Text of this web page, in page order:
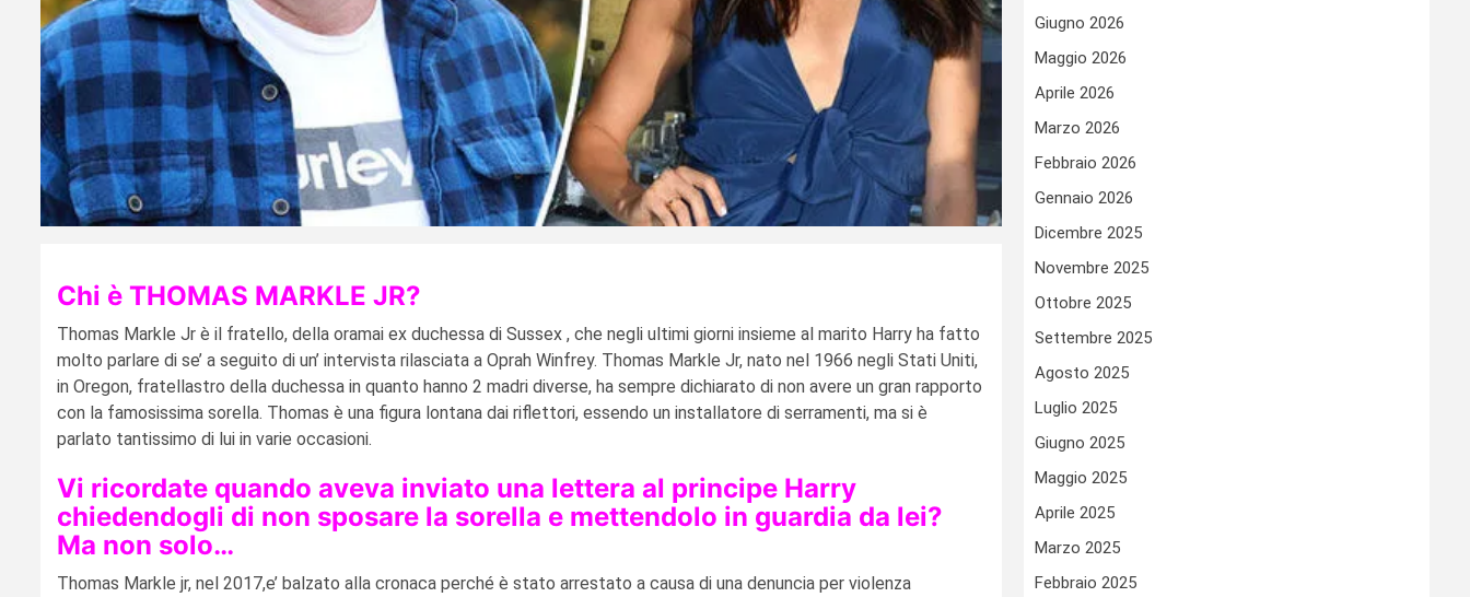
Chi è THOMAS MARKLE JR?
Thomas Markle Jr è il fratello, della oramai ex duchessa di Sussex , che negli ultimi giorni insieme al marito Harry ha fatto
molto parlare di se’ a seguito di un’ intervista rilasciata a Oprah Winfrey. Thomas Markle Jr, nato nel 1966 negli Stati Uniti,
in Oregon, fratellastro della duchessa in quanto hanno 2 madri diverse, ha sempre dichiarato di non avere un gran rapporto
con la famosissima sorella. Thomas è una figura lontana dai riflettori, essendo un installatore di serramenti, ma si è
parlato tantissimo di lui in varie occasioni.
Vi ricordate quando aveva inviato una lettera al principe Harry
chiedendogli di non sposare la sorella e mettendolo in guardia da lei?
Ma non solo…
Thomas Markle jr, nel 2017,e’ balzato alla cronaca perché è stato arrestato a causa di una denuncia per violenza
Giugno 2026
Maggio 2026
Aprile 2026
Marzo 2026
Febbraio 2026
Gennaio 2026
Dicembre 2025
Novembre 2025
Ottobre 2025
Settembre 2025
Agosto 2025
Luglio 2025
Giugno 2025
Maggio 2025
Aprile 2025
Marzo 2025
Febbraio 2025